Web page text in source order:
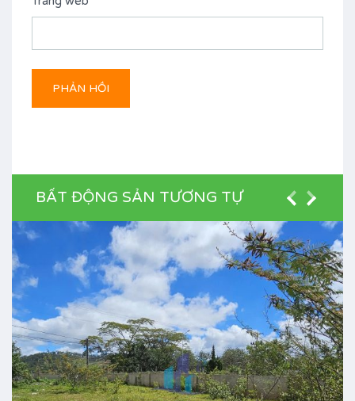
BẤT ĐỘNG SẢN TƯƠNG TỰ